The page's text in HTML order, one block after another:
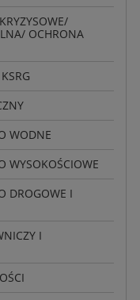
OCHRONA
WODNE
WYSOKOŚCIOWE
DROGOWE I
I